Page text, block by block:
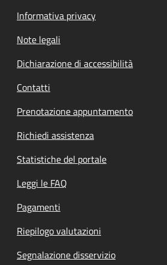
Informativa privacy
Note legali
Dichiarazione di accessibilità
Contatti
Prenotazione appuntamento
Richiedi assistenza
Statistiche del portale
Leggi le FAQ
Pagamenti
Riepilogo valutazioni
Segnalazione disservizio